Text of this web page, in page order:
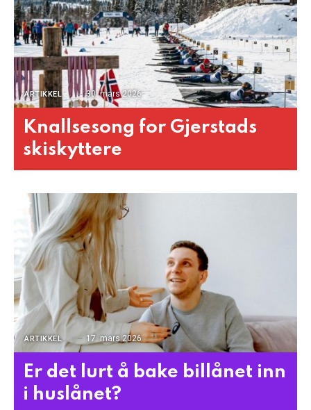
ARTIKKEL 30. mars 2026
Knallsesong for Gjerstads
skiskyttere
ARTIKKEL 17. mars 2026
Er det lurt å bake billånet inn
i huslånet?